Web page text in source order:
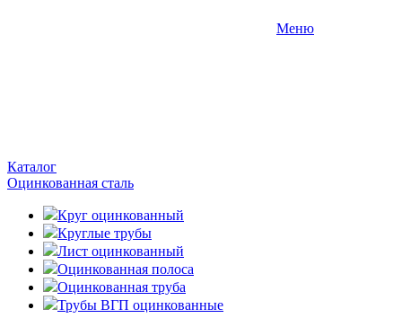
Меню
Каталог
Оцинкованная сталь
Круг оцинкованный
Круглые трубы
Лист оцинкованный
Оцинкованная полоса
Оцинкованная труба
Трубы ВГП оцинкованные